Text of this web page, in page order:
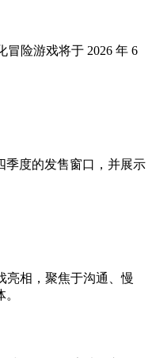
冒险游戏将于 2026 年 6
季度的发售窗口，并展示
亮相，聚焦于沟通、慢